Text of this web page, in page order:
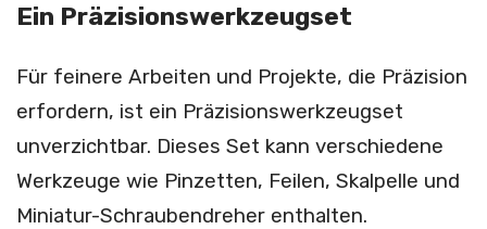
Ein Präzisionswerkzeugset
Für feinere Arbeiten und Projekte, die Präzision
erfordern, ist ein Präzisionswerkzeugset
unverzichtbar. Dieses Set kann verschiedene
Werkzeuge wie Pinzetten, Feilen, Skalpelle und
Miniatur-Schraubendreher enthalten.